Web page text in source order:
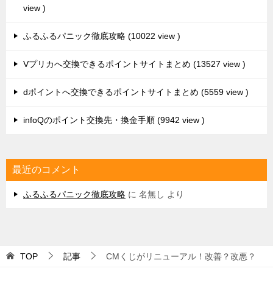
最近のコメント
ふるふるパニック徹底攻略に名無し より
CMくじがリニューアル！改善？改悪？
© 2016 - 2026 ポイントサイトは安全？危険？